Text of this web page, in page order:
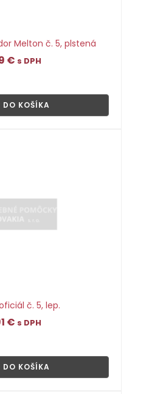
Melton č. 5, plstená
€ s DPH
DO KOŠÍKA
č. 5, lep.
€ s DPH
DO KOŠÍKA